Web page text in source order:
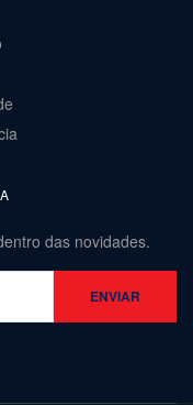
das novidades.